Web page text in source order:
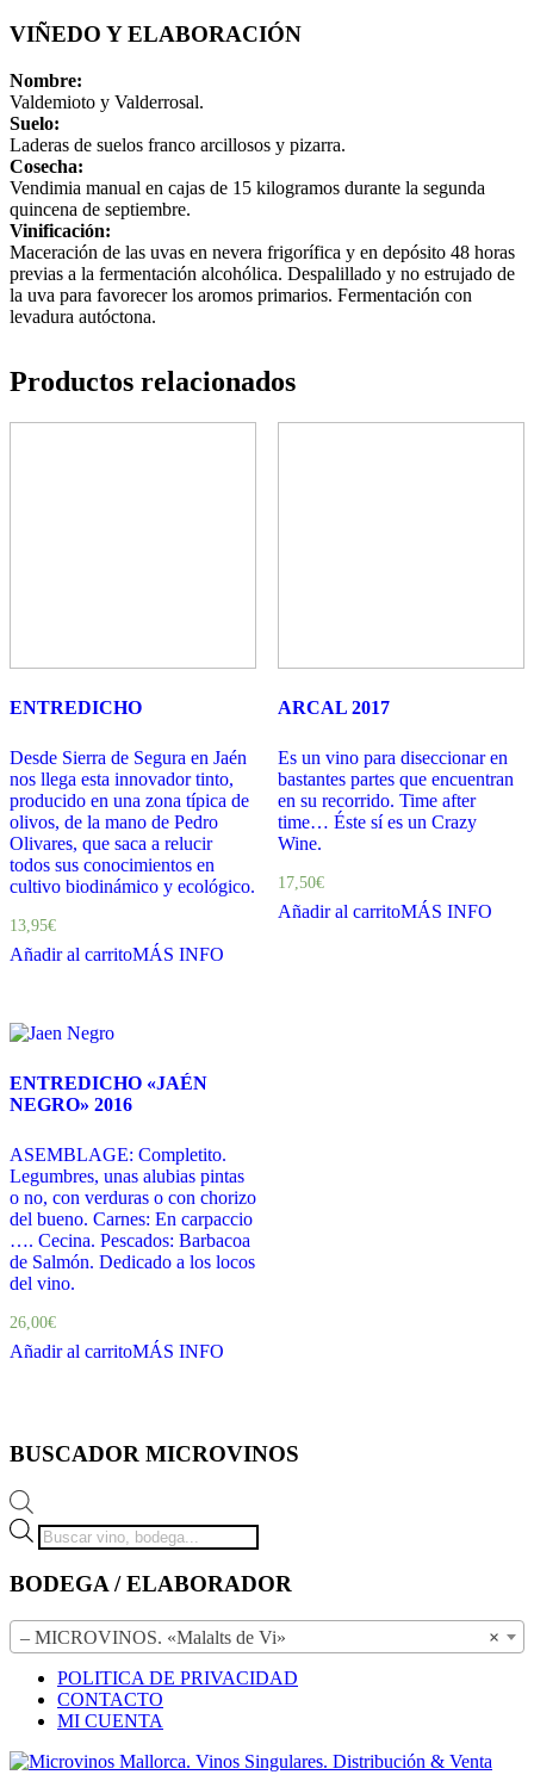
VIÑEDO Y ELABORACIÓN
Nombre:
Valdemioto y Valderrosal.
Suelo:
Laderas de suelos franco arcillosos y pizarra.
Cosecha:
Vendimia manual en cajas de 15 kilogramos durante la segunda
quincena de septiembre.
Vinificación:
Maceración de las uvas en nevera frigorífica y en depósito 48 horas
previas a la fermentación alcohólica. Despalillado y no estrujado de
la uva para favorecer los aromos primarios. Fermentación con
levadura autóctona.
Productos relacionados
ENTREDICHO
Desde Sierra de Segura en Jaén
nos llega esta innovador tinto,
producido en una zona típica de
olivos, de la mano de Pedro
Olivares, que saca a relucir
todos sus conocimientos en
cultivo biodinámico y ecológico.
13,95€
Añadir al carritoMÁS INFO
ARCAL 2017
Es un vino para diseccionar en
bastantes partes que encuentran
en su recorrido. Time after
time… Éste sí es un Crazy
Wine.
17,50€
Añadir al carritoMÁS INFO
ENTREDICHO «JAÉN
NEGRO» 2016
ASEMBLAGE: Completito.
Legumbres, unas alubias pintas
o no, con verduras o con chorizo
del bueno. Carnes: En carpaccio
…. Cecina. Pescados: Barbacoa
de Salmón. Dedicado a los locos
del vino.
26,00€
Añadir al carritoMÁS INFO
BUSCADOR MICROVINOS
Búsqueda
de
BODEGA / ELABORADOR
×
– MICROVINOS. «Malalts de Vi»
POLITICA DE PRIVACIDAD
CONTACTO
MI CUENTA